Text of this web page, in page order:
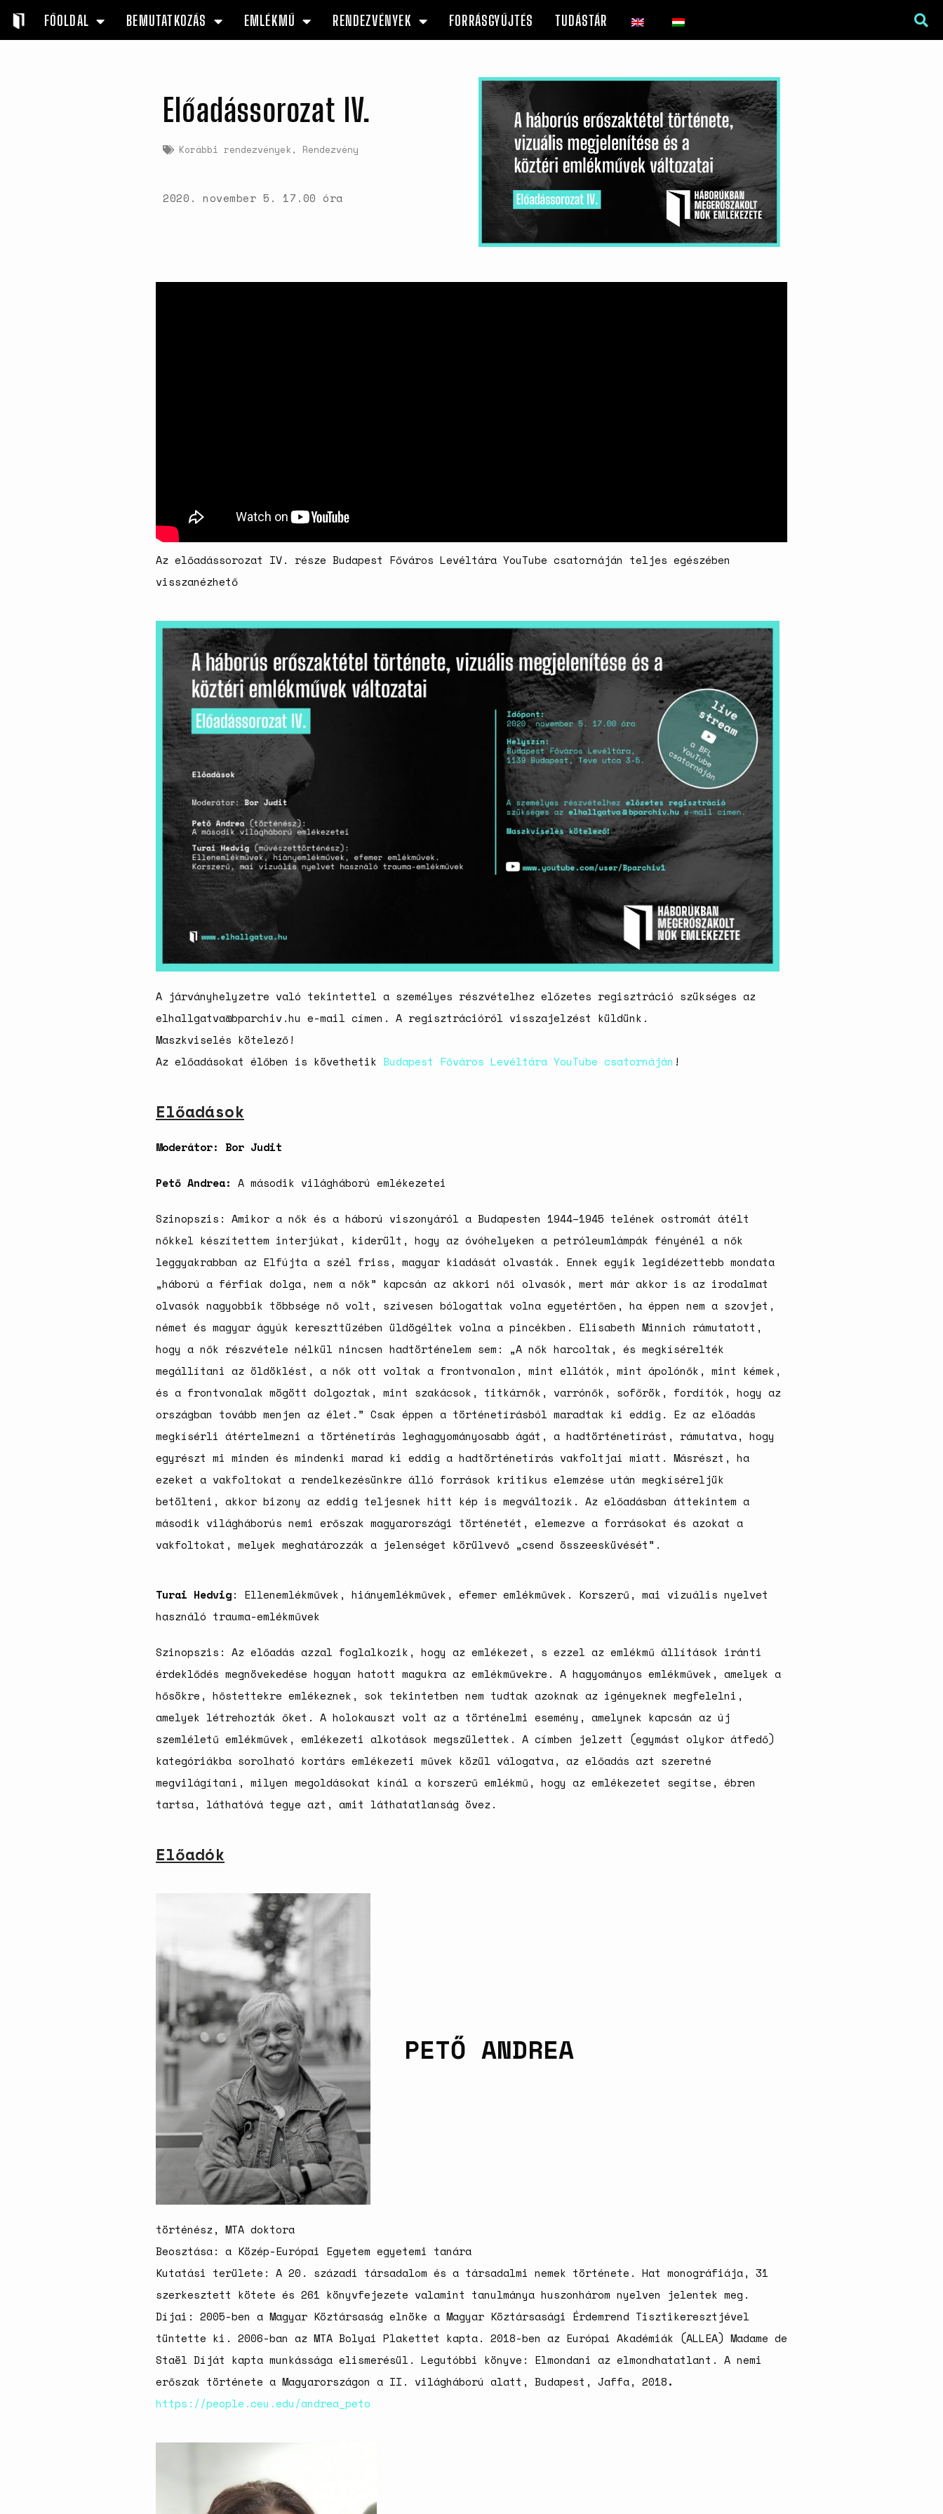
FŐOLDAL BEMUTATKOZÁS EMLÉKMŰ RENDEZVÉNYEK FORRÁSGYŰJTÉS TUDÁSTÁR
Előadássorozat IV.
Korábbi rendezvények , Rendezvény
2020. november 5. 17.00 óra
Az előadássorozat IV. része Budapest Főváros Levéltára YouTube csatornáján teljes egészében
visszanézhető
A járványhelyzetre való tekintettel a személyes részvételhez előzetes regisztráció szükséges az
elhallgatva@bparchiv.hu e-mail címen. A regisztrációról visszajelzést küldünk.
Maszkviselés kötelező!
Az előadásokat élőben is követhetik Budapest Főváros Levéltára YouTube csatornáján !
Előadások
Moderátor: Bor Judit
Pető Andrea: A második világháború emlékezetei
Szinopszis: Amikor a nők és a háború viszonyáról a Budapesten 1944–1945 telének ostromát átélt
nőkkel készítettem interjúkat, kiderült, hogy az óvóhelyeken a petróleumlámpák fényénél a nők
leggyakrabban az Elfújta a szél friss, magyar kiadását olvasták. Ennek egyik legidézettebb mondata
„háború a férfiak dolga, nem a nők” kapcsán az akkori női olvasók, mert már akkor is az irodalmat
olvasók nagyobbik többsége nő volt, szívesen bólogattak volna egyetértően, ha éppen nem a szovjet,
német és magyar ágyúk kereszttüzében üldögéltek volna a pincékben. Elisabeth Minnich rámutatott,
hogy a nők részvétele nélkül nincsen hadtörténelem sem: „A nők harcoltak, és megkísérelték
megállítani az öldöklést, a nők ott voltak a frontvonalon, mint ellátók, mint ápolónők, mint kémek,
és a frontvonalak mögött dolgoztak, mint szakácsok, titkárnők, varrónők, sofőrök, fordítók, hogy az
országban tovább menjen az élet.” Csak éppen a történetírásból maradtak ki eddig. Ez az előadás
megkísérli átértelmezni a történetírás leghagyományosabb ágát, a hadtörténetírást, rámutatva, hogy
egyrészt mi minden és mindenki marad ki eddig a hadtörténetírás vakfoltjai miatt. Másrészt, ha
ezeket a vakfoltokat a rendelkezésünkre álló források kritikus elemzése után megkíséreljük
betölteni, akkor bizony az eddig teljesnek hitt kép is megváltozik. Az előadásban áttekintem a
második világháborús nemi erőszak magyarországi történetét, elemezve a forrásokat és azokat a
vakfoltokat, melyek meghatározzák a jelenséget körülvevő „csend összeesküvését”.
Turai Hedvig: Ellenemlékművek, hiányemlékművek, efemer emlékművek. Korszerű, mai vizuális nyelvet
használó trauma-emlékművek
Szinopszis: Az előadás azzal foglalkozik, hogy az emlékezet, s ezzel az emlékmű állítások iránti
érdeklődés megnövekedése hogyan hatott magukra az emlékművekre. A hagyományos emlékművek, amelyek a
hősökre, hőstettekre emlékeznek, sok tekintetben nem tudtak azoknak az igényeknek megfelelni,
amelyek létrehozták őket. A holokauszt volt az a történelmi esemény, amelynek kapcsán az új
szemléletű emlékművek, emlékezeti alkotások megszülettek. A címben jelzett (egymást olykor átfedő)
kategóriákba sorolható kortárs emlékezeti művek közül válogatva, az előadás azt szeretné
megvilágítani, milyen megoldásokat kínál a korszerű emlékmű, hogy az emlékezetet segítse, ébren
tartsa, láthatóvá tegye azt, amit láthatatlanság övez.
Előadók
PETŐ ANDREA
történész, MTA doktora
Beosztása: a Közép-Európai Egyetem egyetemi tanára
Kutatási területe: A 20. századi társadalom és a társadalmi nemek története. Hat monográfiája, 31
szerkesztett kötete és 261 könyvfejezete valamint tanulmánya huszonhárom nyelven jelentek meg.
Díjai: 2005-ben a Magyar Köztársaság elnöke a Magyar Köztársasági Érdemrend Tisztikeresztjével
tüntette ki. 2006-ban az MTA Bolyai Plakettet kapta. 2018-ben az Európai Akadémiák (ALLEA) Madame de
Staël Díját kapta munkássága elismerésül. Legutóbbi könyve: Elmondani az elmondhatatlant. A nemi
erőszak története a Magyarországon a II. világháború alatt, Budapest, Jaffa, 2018.
https://people.ceu.edu/andrea_peto